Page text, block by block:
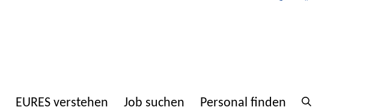
EURES verstehen Job suchen Personal finden